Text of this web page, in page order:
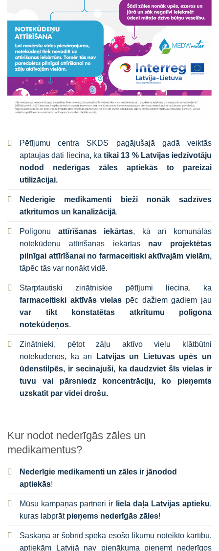
Pētījumu centra SKDS pagājušajā gadā veiktās
aptaujas dati liecina, ka tikai 13 % Latvijas iedzīvotāju
nodod nederīgas zāles aptiekās to pareizai
utilizācijai.
Nederīgie medikamenti bieži nonāk sadzīves
atkritumos un kanalizācijā.
Poligonu attīrīšanas iekārtas, kā arī komunālās
notekūdeņu attīrīšanas iekārtas nav projektētas
pilnīgai attīrīšanai no farmaceitiski aktīvajām vielām,
tāpēc tās var nonākt vidē.
Starptautiski zinātniskie pētījumi liecina, ka
farmaceitiski aktīvās vielas pēc dažiem gadiem jau
var tikt konstatētas atkritumu poligona
notekūdeņos.
Zinātnieki, pētot zāļu aktīvo vielu klātbūtni
notekūdeņos, kā arīLatvijas un Lietuvas upēs un
ūdenstilpēs, ir secinajuši, ka daudzviet šīs vielas ir
tuvu vai pārsniedz koncentrāciju, ko pieņemts
uzskatīt par videi drošu.
Kur nodot nederīgās zāles un
medikamentus?
Nederīgie medikamenti un zāles ir jānodod
aptiekās!
Mūsu kampaņas partneri ir liela daļa Latvijas aptieku,
kuras labprāt pieņems nederīgās zāles!
Saskaņā ar šobrīd spēkā esošo likumu noteikto kārtību,
aptiekām Latvijā nav pienākuma pieņemt nederīgos